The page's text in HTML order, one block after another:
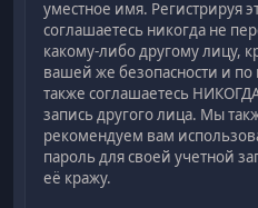
уместное имя. Регистрируя
соглашаетесь никогда не
какому-либо другому лицу,
вашей же безопасности и
также соглашаетесь
запись другого лица. Мы
рекомендуем вам
пароль для своей учетной
её кражу.